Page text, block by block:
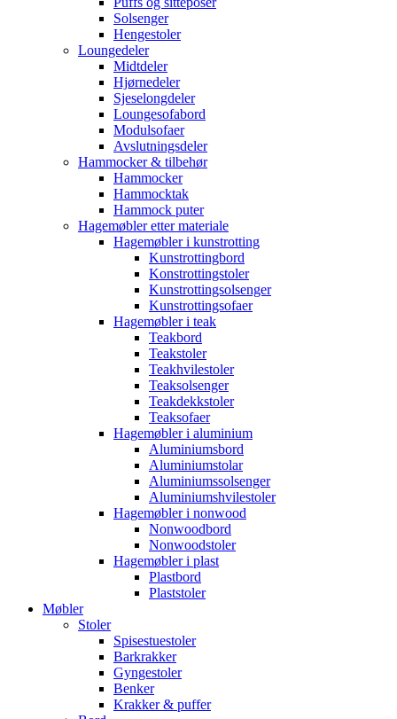
Solsenger
Hengestoler
Loungedeler
Midtdeler
Hjørnedeler
Sjeselongdeler
Loungesofabord
Modulsofaer
Avslutningsdeler
Hammocker & tilbehør
Hammocker
Hammocktak
Hammock puter
Hagemøbler etter materiale
Hagemøbler i kunstrotting
Kunstrottingbord
Konstrottingstoler
Kunstrottingsolsenger
Kunstrottingsofaer
Hagemøbler i teak
Teakbord
Teakstoler
Teakhvilestoler
Teaksolsenger
Teakdekkstoler
Teaksofaer
Hagemøbler i aluminium
Aluminiumsbord
Aluminiumstolar
Aluminiumssolsenger
Aluminiumshvilestoler
Hagemøbler i nonwood
Nonwoodbord
Nonwoodstoler
Hagemøbler i plast
Plastbord
Plaststoler
Møbler
Stoler
Spisestuestoler
Barkrakker
Gyngestoler
Benker
Krakker & puffer